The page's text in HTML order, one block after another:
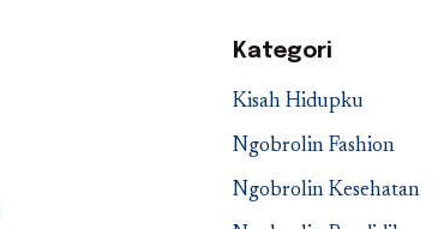
Kategori
Kisah Hidupku
Ngobrolin Fashion
Ngobrolin Kesehatan